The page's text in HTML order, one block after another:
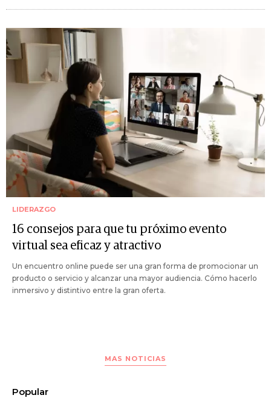
LIDERAZGO
16 consejos para que tu próximo evento
virtual sea eficaz y atractivo
Un encuentro online puede ser una gran forma de promocionar un
producto o servicio y alcanzar una mayor audiencia. Cómo hacerlo
inmersivo y distintivo entre la gran oferta.
MAS NOTICIAS
Popular